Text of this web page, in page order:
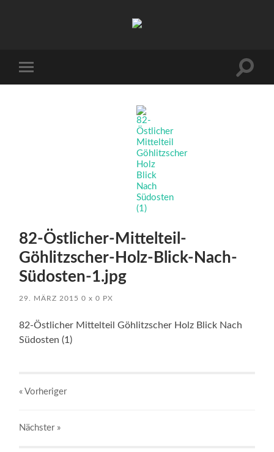
Saale
(AHA)
Menü
82-Östlicher-Mittelteil-
Göhlitzscher-Holz-Blick-Nach-
Südosten-1.jpg
29. MÄRZ 2015 0x 0 PX
82-Östlicher Mittelteil Göhlitzscher Holz Blick Nach
Südosten (1)
« Vorheriger
Nächster »